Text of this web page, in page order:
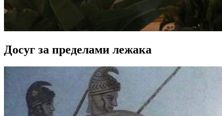
Досуг за пределами лежака